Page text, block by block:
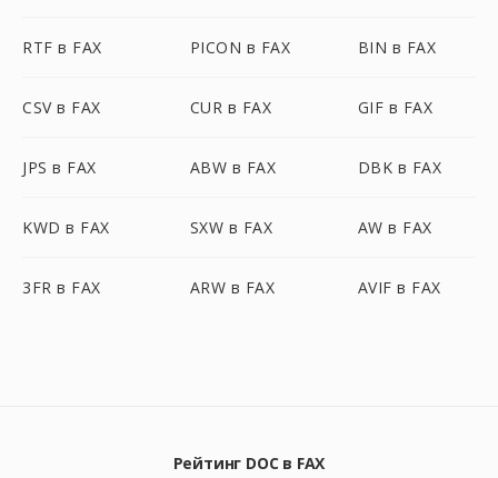
RTF в FAX PICON в FAX BIN в FAX
CSV в FAX CUR в FAX GIF в FAX
JPS в FAX ABW в FAX DBK в FAX
KWD в FAX SXW в FAX AW в FAX
3FR в FAX ARW в FAX AVIF в FAX
Рейтинг DOC в FAX